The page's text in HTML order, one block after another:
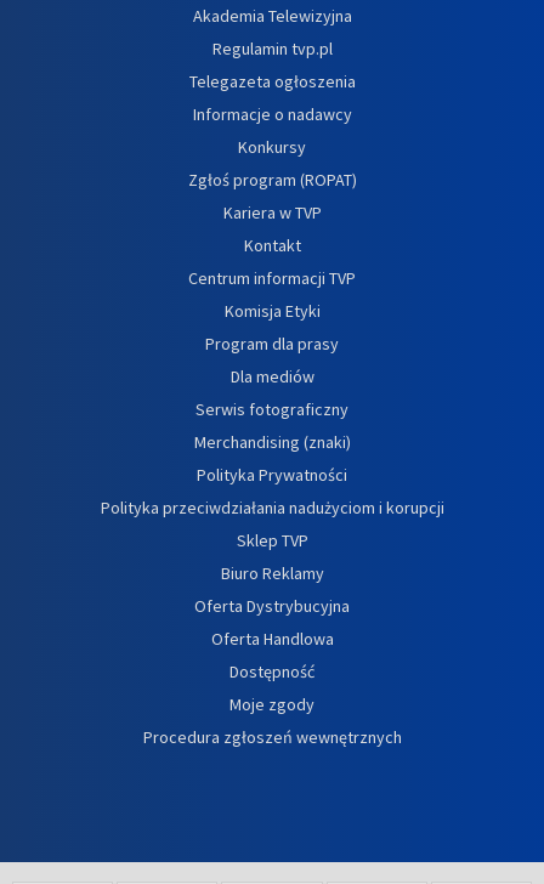
Akademia Telewizyjna
Regulamin tvp.pl
Telegazeta ogłoszenia
Informacje o nadawcy
Konkursy
Zgłoś program (ROPAT)
Kariera w TVP
Kontakt
Centrum informacji TVP
Komisja Etyki
Program dla prasy
Dla mediów
Serwis fotograficzny
Merchandising (znaki)
Polityka Prywatności
Polityka przeciwdziałania nadużyciom i korupcji
Sklep TVP
Biuro Reklamy
Oferta Dystrybucyjna
Oferta Handlowa
Dostępność
Moje zgody
Procedura zgłoszeń wewnętrznych